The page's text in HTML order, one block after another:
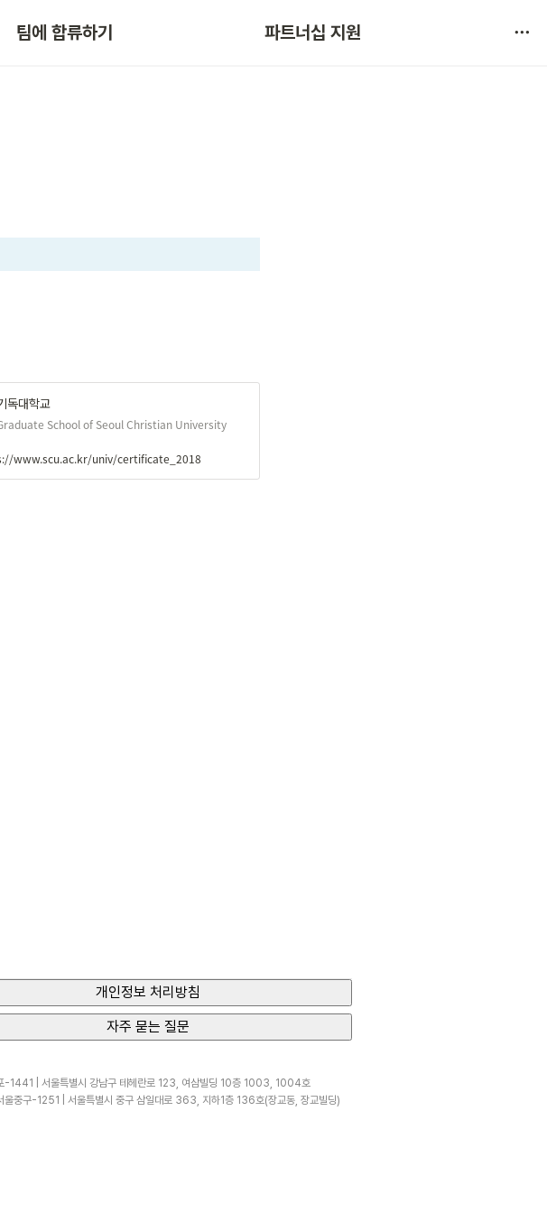
팀에 합류하기 파트너십 지원
서비스 불만 사항 제보
독대학교
School of Seoul Christian University
www.scu.ac.kr/univ/certificate_2018
개인정보 처리방침
자주 묻는 질문
1441 | 서울특별시 강남구 테헤란로 123, 여삼빌딩 10층 1003, 1004호
구-1251 | 서울특별시 중구 삼일대로 363, 지하1층 136호(장교동, 장교빌딩)